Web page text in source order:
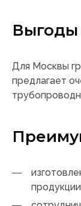
Выгоды
Для Москвы
предлагает